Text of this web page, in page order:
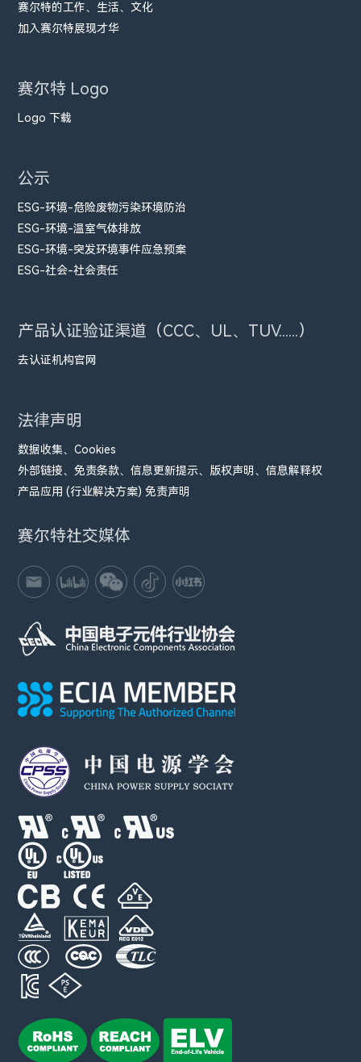
赛尔特的工作、生活、文化
加入赛尔特展现才华
赛尔特 Logo
Logo 下载
公示
ESG-环境-危险废物污染环境防治
ESG-环境-温室气体排放
ESG-环境-突发环境事件应急预案
ESG-社会-社会责任
产品认证验证渠道（CCC、UL、TUV......）
去认证机构官网
法律声明
数据收集、Cookies
外部链接、免责条款、信息更新提示、版权声明、信息解释权
产品应用 (行业解决方案) 免责声明
赛尔特社交媒体